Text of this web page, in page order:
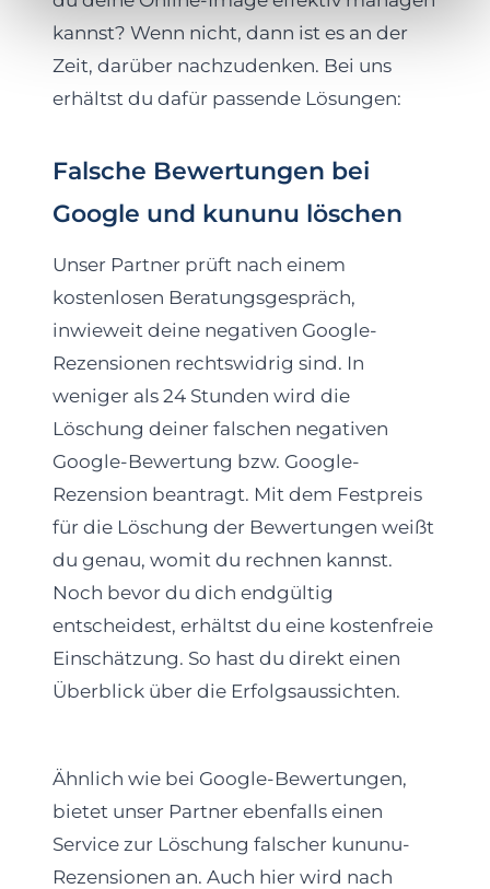
kannst? Wenn nicht, dann ist es an der
Zeit, darüber nachzudenken. Bei uns
erhältst du dafür passende Lösungen:
Falsche Bewertungen bei
Google und kununu löschen
Unser Partner prüft nach einem
kostenlosen Beratungsgespräch,
inwieweit deine negativen Google-
Rezensionen rechtswidrig sind. In
weniger als 24 Stunden wird die
Löschung deiner falschen negativen
Google-Bewertung bzw. Google-
Rezension beantragt. Mit dem Festpreis
für die Löschung der Bewertungen weißt
du genau, womit du rechnen kannst.
Noch bevor du dich endgültig
entscheidest, erhältst du eine kostenfreie
Einschätzung. So hast du direkt einen
Überblick über die Erfolgsaussichten.
Ähnlich wie bei Google-Bewertungen,
bietet unser Partner ebenfalls einen
Service zur Löschung falscher kununu-
Rezensionen an. Auch hier wird nach